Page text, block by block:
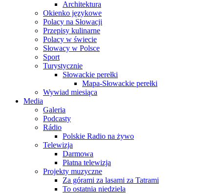
Architektura
Okienko językowe
Polacy na Słowacji
Przepisy kulinarne
Polacy w świecie
Słowacy w Polsce
Sport
Turystycznie
Słowackie perełki
Mapa-Słowackie perełki
Wywiad miesiąca
Media
Galeria
Podcasty
Rádio
Polskie Radio na żywo
Telewizja
Darmowa
Płatna telewizja
Projekty muzyczne
Za górami za lasami za Tatrami
To ostatnia niedziela